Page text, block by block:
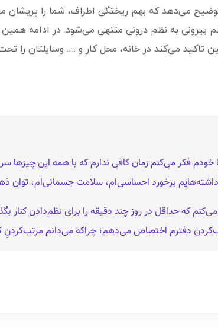
می‌دهد که بهم ریختگی اطراف، شما را پریشان
بیرونی به نظم درونی منتهی می‌شود. در ادامه
تاکید می‌کند در خانه، محل کار و ..... وسایلتان را
فکر می‌کنم زمان کافی ندارم که با همه این
داشته‌هایم برخورد احساسی‌ام، سلامت جسمانی‌ام، توان
که حداقل در روز چند دقیقه را برای نظم‌دادن کنار
دفترم اختصاص می‌دهم؛ چراکه می‌دانم مرتب‌کردنِ